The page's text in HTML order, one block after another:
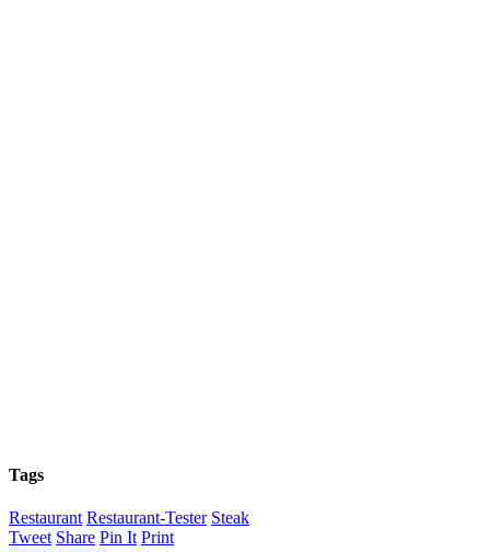
Tags
Restaurant Restaurant-Tester Steak
Tweet Share Pin It Print